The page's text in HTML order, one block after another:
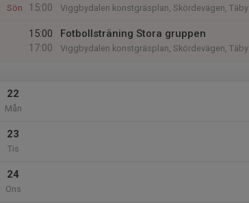
Sön
15:00
Viggbydalen konstgräsplan, Skördevägen, Täby
15:00
17:00
Fotbollsträning Stora gruppen
Viggbydalen konstgräsplan, Skördevägen, Täby
22
Mån
23
Tis
24
Ons